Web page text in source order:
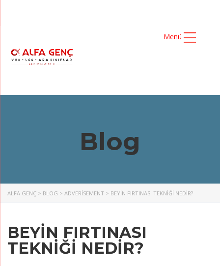
Menü
Blog
ALFA GENÇ > BLOG > ADVERISEMENT > BEYİN FIRTINASI TEKNİĞİ NEDİR?
BEYİN FIRTINASI
TEKNİĞİ NEDİR?